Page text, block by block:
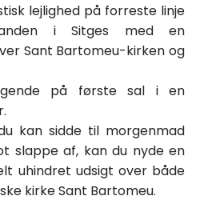
lejlighed på forreste linje
i Sitges med en
Sant Bartomeu-kirken og
på første sal i en
kan sidde til morgenmad
slappe af, kan du nyde en
uhindret udsigt over både
kirke Sant Bartomeu.